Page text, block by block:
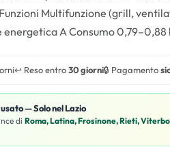
Multifunzione (grill,
A Consumo 0,79–0,88
↩️ Reso entro30 giorni🔒 Pagamento
— Solo nel Lazio
di Roma, Latina, Frosinone, Rieti, Viterbo